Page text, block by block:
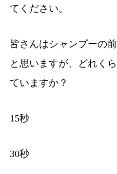
てください。
皆さんはシャンプーの
と思いますが、どれく
ていますか？
15秒
30秒